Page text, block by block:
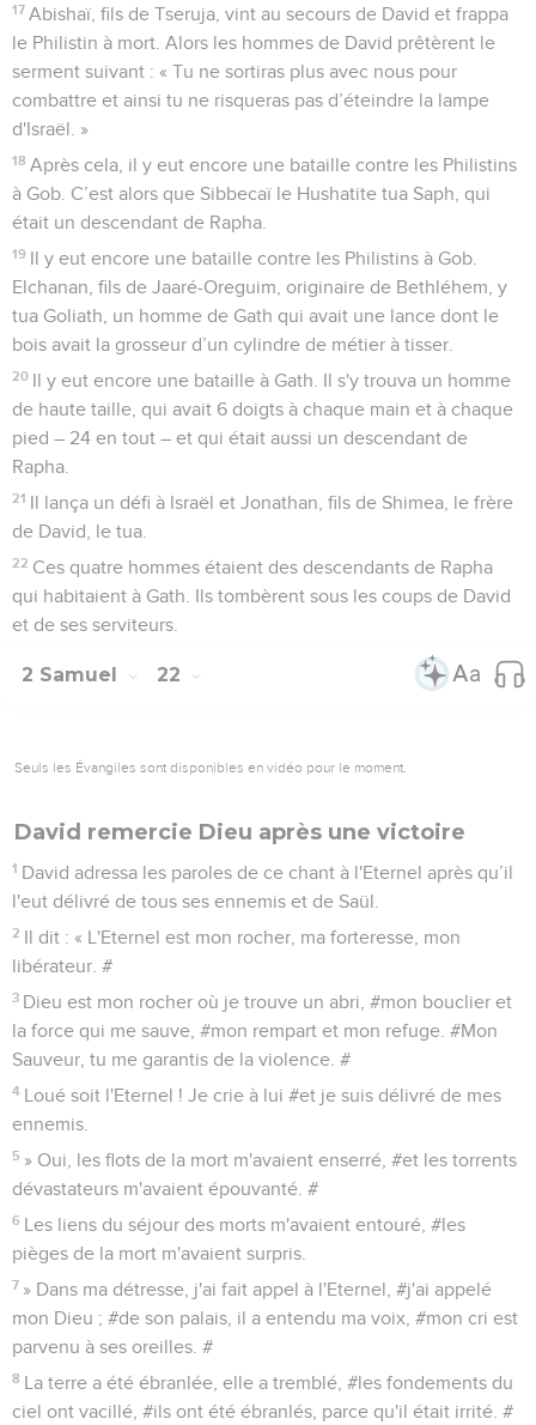
17 Abishaï, fils de Tseruja, vint au secours de David et frappa
le Philistin à mort. Alors les hommes de David prêtèrent le
serment suivant : « Tu ne sortiras plus avec nous pour
combattre et ainsi tu ne risqueras pas d’éteindre la lampe
d'Israël. »
18 Après cela, il y eut encore une bataille contre les Philistins
à Gob. C’est alors que Sibbecaï le Hushatite tua Saph, qui
était un descendant de Rapha.
19 Il y eut encore une bataille contre les Philistins à Gob.
Elchanan, fils de Jaaré-Oreguim, originaire de Bethléhem, y
tua Goliath, un homme de Gath qui avait une lance dont le
bois avait la grosseur d’un cylindre de métier à tisser.
20 Il y eut encore une bataille à Gath. Il s'y trouva un homme
de haute taille, qui avait 6 doigts à chaque main et à chaque
pied – 24 en tout – et qui était aussi un descendant de
Rapha.
21 Il lança un défi à Israël et Jonathan, fils de Shimea, le frère
de David, le tua.
22 Ces quatre hommes étaient des descendants de Rapha
qui habitaient à Gath. Ils tombèrent sous les coups de David
et de ses serviteurs.
2 Samuel 22
Seuls les Évangiles sont disponibles en vidéo pour le moment.
David remercie Dieu après une victoire
1 David adressa les paroles de ce chant à l'Eternel après qu’il
l'eut délivré de tous ses ennemis et de Saül.
2 Il dit : « L'Eternel est mon rocher, ma forteresse, mon
libérateur. #
3 Dieu est mon rocher où je trouve un abri, #mon bouclier et
la force qui me sauve, #mon rempart et mon refuge. #Mon
Sauveur, tu me garantis de la violence. #
4 Loué soit l'Eternel ! Je crie à lui #et je suis délivré de mes
ennemis.
5 » Oui, les flots de la mort m'avaient enserré, #et les torrents
dévastateurs m'avaient épouvanté. #
6 Les liens du séjour des morts m'avaient entouré, #les
pièges de la mort m'avaient surpris.
7 » Dans ma détresse, j'ai fait appel à l'Eternel, #j'ai appelé
mon Dieu ; #de son palais, il a entendu ma voix, #mon cri est
parvenu à ses oreilles. #
8 La terre a été ébranlée, elle a tremblé, #les fondements du
ciel ont vacillé, #ils ont été ébranlés, parce qu'il était irrité. #